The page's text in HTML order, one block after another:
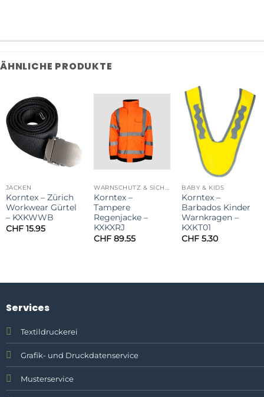
ÄHNLICHE PRODUKTE
JACKEN
Korntex – Zürich
Workwear Gürtel
– KXKWWB
CHF15.95
WARNSCHUTZ & SICHERHEIT
Korntex –
Tampere
Regenjacke –
KXKXRJ
CHF 89.55
BABY & KIDS
Korntex –
Barbados Kinder
Warnkragen –
KXKT01
CHF 5.30
Services
Textildruckerei
Grafik- und Druckdatenservice
Musterservice